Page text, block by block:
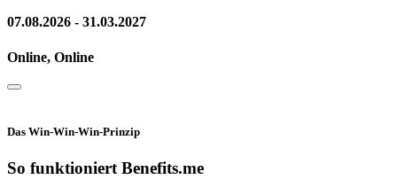
07.08.2026 - 31.03.2027
Online, Online
Das Win-Win-Win-Prinzip
So funktioniert Benefits.me